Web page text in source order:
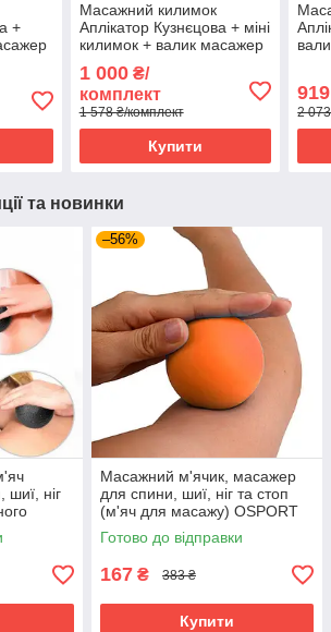
+
Масажний килимок
Аплікатор Кузнєцова + міні
килимок + валик масажер
для спини/шиї/ніг
OSPORT Set №3 (n-0023)
Сіро-чорний
1 000₴/
комплект
1 578 ₴/комплект
Купити
919
2
та новинки
ніг
12см
–56%
Масажний м'ячик, масажер
для спини, шиї, ніг та стоп
(м'яч для масажу) OSPORT
6см (MS 3271-1)
Помаранчевий
Готово до відправки
167 ₴ 383 ₴
Купити